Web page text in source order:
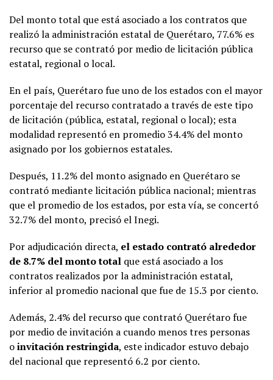
Del monto total que está asociado a los contratos que
realizó la administración estatal de Querétaro, 77.6% es
recurso que se contrató por medio de licitación pública
estatal, regional o local.
En el país, Querétaro fue uno de los estados con el mayor
porcentaje del recurso contratado a través de este tipo
de licitación (pública, estatal, regional o local); esta
modalidad representó en promedio 34.4% del monto
asignado por los gobiernos estatales.
Después, 11.2% del monto asignado en Querétaro se
contrató mediante licitación pública nacional; mientras
que el promedio de los estados, por esta vía, se concertó
32.7% del monto, precisó el Inegi.
Por adjudicación directa, el estado contrató alrededor
de 8.7% del monto total que está asociado a los
contratos realizados por la administración estatal,
inferior al promedio nacional que fue de 15.3 por ciento.
Además, 2.4% del recurso que contrató Querétaro fue
por medio de invitación a cuando menos tres personas
oinvitación restringida, este indicador estuvo debajo
del nacional que representó 6.2 por ciento.